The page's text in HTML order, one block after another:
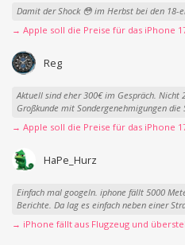
Damit der Shock 😳 im Herbst bei den 18-
→ Apple soll die Preise für das iPhone
Reg
Aktuell sind eher 300€ im Gespräch. Nicht
Großkunde mit Sondergenehmigungen die
→ Apple soll die Preise für das iPhone
HaPe_Hurz
Einfach mal googeln. iphone fällt 5000
Berichte. Da lag es einfach neben einer
→ iPhone fällt aus Flugzeug und